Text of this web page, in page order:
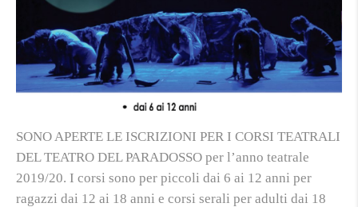
SONO APERTE LE ISCRIZIONI PER I CORSI TEATRALI
DEL TEATRO DEL PARADOSSO per l’anno teatrale
2019/20. I corsi sono per piccoli dai 6 ai 12 anni per
ragazzi dai 12 ai 18 anni e corsi serali per adulti dai 18